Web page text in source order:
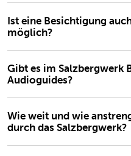
Ist eine Besichtigung
möglich?
Gibt es im Salzbergwerk
Audioguides?
Wie weit und wie
durch das Salzbergwerk?